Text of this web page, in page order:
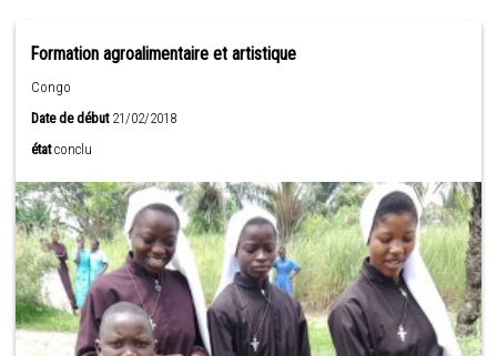
Formation agroalimentaire et artistique
Congo
Date de début21/02/2018
état conclu